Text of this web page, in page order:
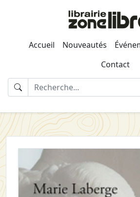
Accueil Nouveautés
Contact